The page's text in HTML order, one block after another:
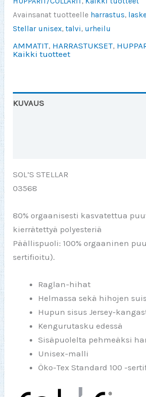
HUPPARI
Avainsanat tuotteelle harrastus,
Stellar unisex,talvi, urheilu
AMMATIT, HARRASTUKSET,
Kaikki tuotteet
KUVAUS
SOL’S STELLAR
03568
80% orgaanisesti kasvatettua
kierrätettyä polyesteriä
Päällispuoli: 100% orgaaninen
sertifioitu).
Raglan-hihat
Helmassa sekä hihojen
Hupun sisus Jersey-
Kengurutasku edessä
Sisäpuolelta pehmeäksi
Unisex-malli
Öko-Tex Standard 100 -